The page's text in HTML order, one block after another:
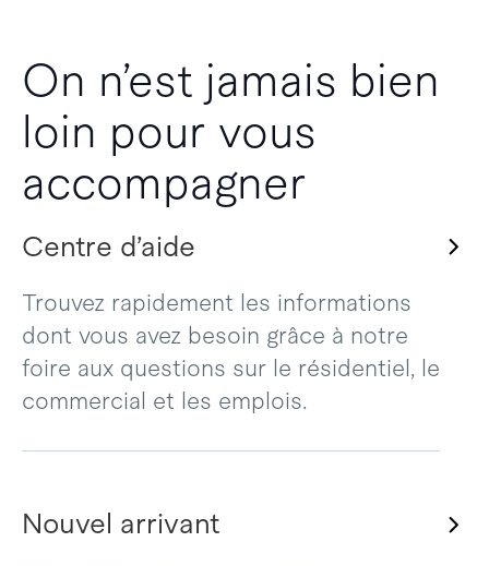
On n’est jamais bien
loin pour vous
accompagner
Centre d’aide
Trouvez rapidement les informations
dont vous avez besoin grâce à notre
foire aux questions sur le résidentiel, le
commercial et les emplois.
Nouvel arrivant